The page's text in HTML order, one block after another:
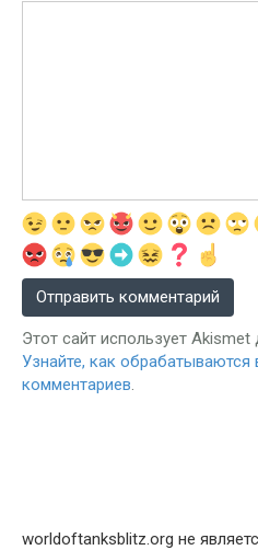
Этот сайт использует
Узнайте, как
комментариев.
worldoftanksblitz.org не